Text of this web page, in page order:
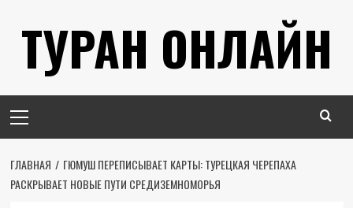
содержимому
ТУРАН ОНЛАЙН
меню
ГЛАВНАЯ
ГЮМУШ ПЕРЕПИСЫВАЕТ КАРТЫ: ТУРЕЦКАЯ ЧЕРЕПАХА
РАСКРЫВАЕТ НОВЫЕ ПУТИ СРЕДИЗЕМНОМОРЬЯ